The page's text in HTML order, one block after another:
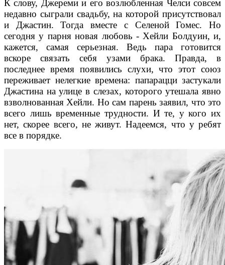
К слову, Джереми и его возлюбленная Челси совсем
недавно сыграли свадьбу, на которой присутствовал
и Джастин. Тогда вместе с Селеной Гомес. Но
сегодня у парня новая любовь - Хейли Болдуин, и,
кажется, самая серьезная. Ведь пара готовится
вскоре связать себя узами брака. Правда, в
последнее время появились слухи, что этот союз
переживает нелегкие времена: папарацци застукали
Джастина на улице в слезах, которого утешала явно
взволнованная Хейли. Но сам парень заявил, что это
всего лишь временные трудности. И те, у кого их
нет, скорее всего, не живут. Надеемся, что у ребят
все в порядке.